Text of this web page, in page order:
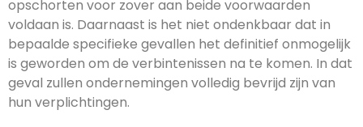
opschorten voor zover aan beide voorwaarden
voldaan is. Daarnaast is het niet ondenkbaar dat in
bepaalde specifieke gevallen het definitief onmogelijk
is geworden om de verbintenissen na te komen. In dat
geval zullen ondernemingen volledig bevrijd zijn van
hun verplichtingen.